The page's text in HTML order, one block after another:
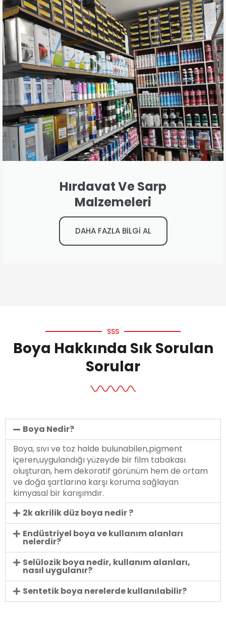
Hırdavat Ve Sarp
Malzemeleri
DAHA FAZLA BİLGİ AL
SSS
Boya Hakkında Sık Sorulan
Sorular
Boya Nedir?
Boya, sıvı ve toz halde bulunabilen,pigment
içeren,uygulandığı yüzeyde bir film tabakası
oluşturan, hem dekoratif görünüm hem de ortam
ve doğa şartlarına karşı koruma sağlayan
kimyasal bir karışımdır.
2k akrilik düz boya nedir ?
Endüstriyel boya ve kullanım alanları
nelerdir?
Selülozik boya nedir, kullanım alanları,
nasıl uygulanır?
Sentetik boya nerelerde kullanılabilir?